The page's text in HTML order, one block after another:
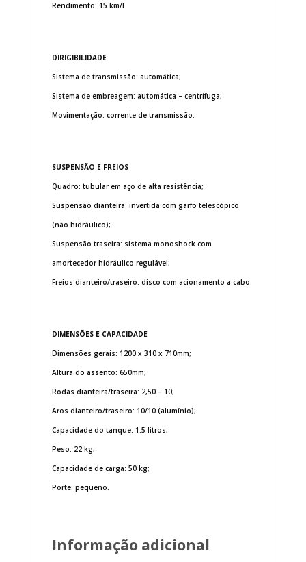
Rendimento: 15 km/l.
DIRIGIBILIDADE
Sistema de transmissão: automática;
Sistema de embreagem: automática – centrífuga;
Movimentação: corrente de transmissão.
SUSPENSÃO E FREIOS
Quadro: tubular em aço de alta resistência;
Suspensão dianteira: invertida com garfo telescópico
(não hidráulico);
Suspensão traseira: sistema monoshock com
amortecedor hidráulico regulável;
Freios dianteiro/traseiro: disco com acionamento a cabo.
DIMENSÕES E CAPACIDADE
Dimensões gerais: 1200 x 310 x 710mm;
Altura do assento: 650mm;
Rodas dianteira/traseira: 2,50 – 10;
Aros dianteiro/traseiro: 10/10 (alumínio);
Capacidade do tanque: 1.5 litros;
Peso: 22 kg;
Capacidade de carga: 50 kg;
Porte: pequeno.
Informação adicional